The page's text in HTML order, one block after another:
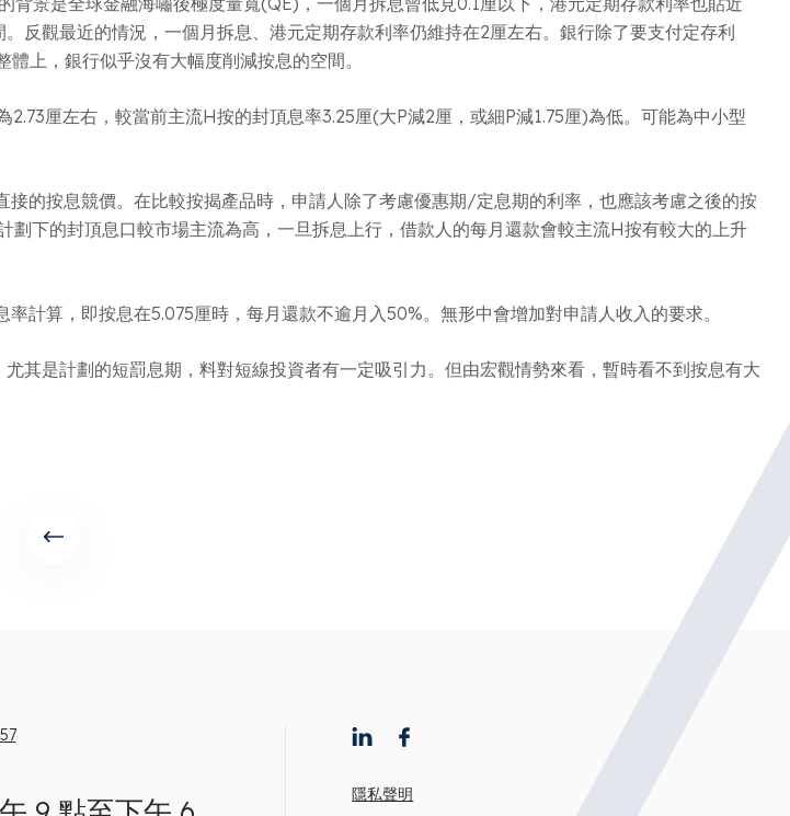
反觀最近的情況，一個月拆息、港元定期存款利率仍維持在2厘左右。銀行除了要支付定存利
上，銀行似乎沒有大幅度削減按息的空間。
厘左右，較當前主流H按的封頂息率3.25厘(大P減2厘，或細P減1.75厘)為低。可能為中小型
的按息競價。在比較按揭產品時，申請人除了考慮優惠期/定息期的利率，也應該考慮之後的按
下的封頂息口較市場主流為高，一旦拆息上行，借款人的每月還款會較主流H按有較大的上升
計算，即按息在5.075厘時，每月還款不逾月入50%。無形中會增加對申請人收入的要求。
其是計劃的短罰息期，料對短線投資者有一定吸引力。但由宏觀情勢來看，暫時看不到按息有大
隱私聲明